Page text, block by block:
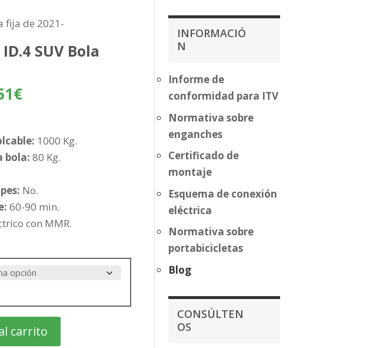
fija de 2021-
SUV Bola
€Rango
desde
221,01€
296,51€
1000 Kg.
bola: 80 Kg.
No.
60-90 min.
con MMR.
carrito
INFORMACIÓ
N
Informe de
conformidad para ITV
Normativa sobre
enganches
Certificado de
montaje
Esquema de conexión
eléctrica
Normativa sobre
portabicicletas
Blog
CONSÚLTEN
OS